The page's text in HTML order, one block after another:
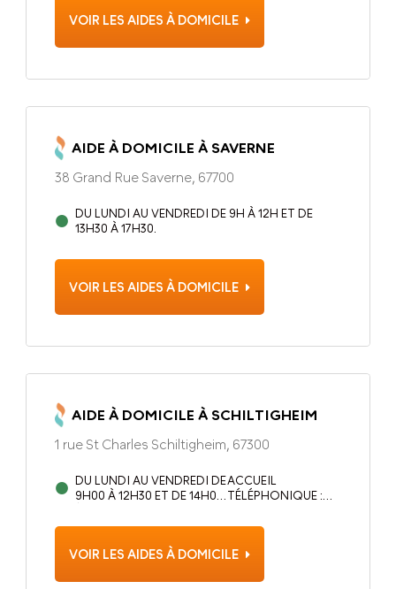
VOIR LES AIDES À DOMICILE
AIDE À DOMICILE À SAVERNE
38 Grand Rue Saverne, 67700
DU LUNDI AU VENDREDI DE 9H À 12H ET DE
13H30 À 17H30.
VOIR LES AIDES À DOMICILE
AIDE À DOMICILE À SCHILTIGHEIM
1 rue St Charles Schiltigheim, 67300
DU LUNDI AU VENDREDI DE
9H00 À 12H30 ET DE 14H00
RENDEZ-VOUS.
ACCUEIL
TÉLÉPHONIQUE :
VENDREDI DE 9H00
VOIR LES AIDES À DOMICILE